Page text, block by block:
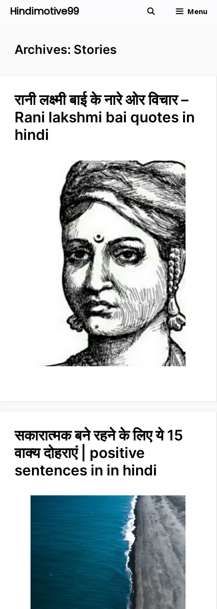
SkipHindimotive99 Menu
Archives: Stories
रानी लक्ष्मी बाई के नारे ओर विचार –
Rani lakshmi bai quotes in
hindi
सकारात्मक बने रहने के लिए ये 15
वाक्य दोहराएं | positive
sentences in in hindi